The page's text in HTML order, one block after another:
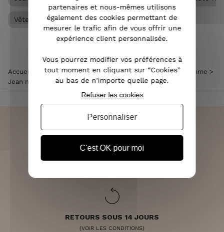
Vêtements femme
Accueil Vêtements femme >Jean femme >Jean slim femme >
Jean noir épais slim taille haute coupe confort
LIVRAISON RAPIDE
RETOURS SOUS 14 JOURS
(VOIR LES CONDITIONS)
partenaires et nous-mêmes utilisons
également des cookies permettant de
mesurer le trafic afin de vous offrir une
expérience client personnalisée.
Vous pourrez modifier vos préférences à
tout moment en cliquant sur “Cookies”
au bas de n'importe quelle page.
C'est OK pour moi
Refuser les cookies
Personnaliser